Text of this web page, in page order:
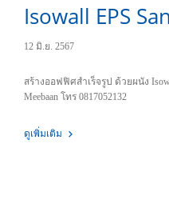
Isowall EPS
ราคาถูก
12 มิ.ย. 2567
สร้างออฟฟิศสำเร็จรูป ด้วยผนัง
Meebaan โทร 0817052132
ดูเพิ่มเติม